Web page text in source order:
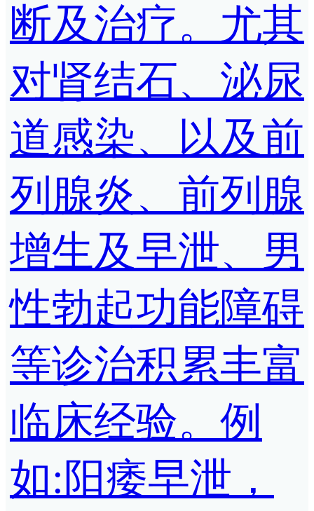
断及治疗。尤其
对肾结石、泌尿
道感染、以及前
列腺炎、前列腺
增生及早泄、男
性勃起功能障碍
等诊治积累丰富
临床经验。例
如:阳痿早泄，